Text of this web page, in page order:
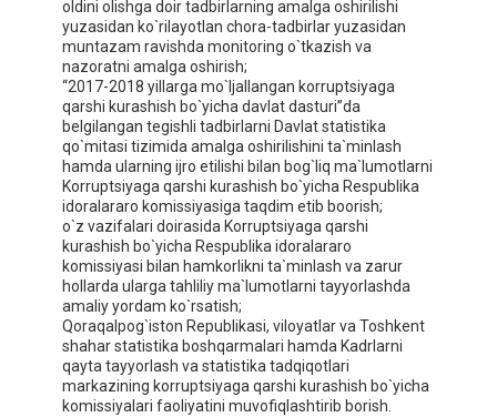
oldini olishga doir tadbirlarning amalga oshirilishi
yuzasidan ko`rilayotlan chora-tadbirlar yuzasidan
muntazam ravishda monitoring o`tkazish va
nazoratni amalga oshirish;
“2017-2018 yillarga mo`ljallangan korruptsiyaga
qarshi kurashish bo`yicha davlat dasturi”da
belgilangan tegishli tadbirlarni Davlat statistika
qo`mitasi tizimida amalga oshirilishini ta`minlash
hamda ularning ijro etilishi bilan bog`liq ma`lumotlarni
Korruptsiyaga qarshi kurashish bo`yicha Respublika
idoralararo komissiyasiga taqdim etib boorish;
o`z vazifalari doirasida Korruptsiyaga qarshi
kurashish bo`yicha Respublika idoralararo
komissiyasi bilan hamkorlikni ta`minlash va zarur
hollarda ularga tahliliy ma`lumotlarni tayyorlashda
amaliy yordam ko`rsatish;
Qoraqalpog`iston Republikasi, viloyatlar va Toshkent
shahar statistika boshqarmalari hamda Kadrlarni
qayta tayyorlash va statistika tadqiqotlari
markazining korruptsiyaga qarshi kurashish bo`yicha
komissiyalari faoliyatini muvofiqlashtirib borish.